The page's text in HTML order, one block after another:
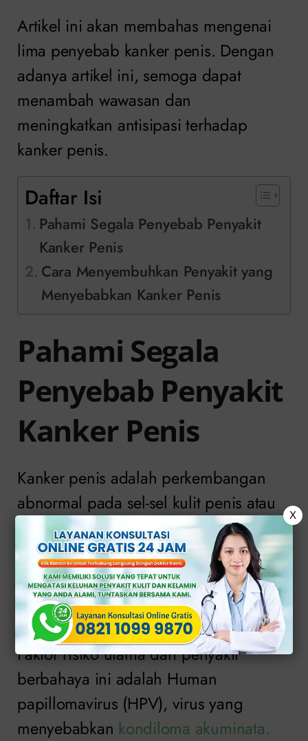
Artikel ini akan membahas mengenai
lima penyebab kanker penis. Dengan
adanya artikel ini, semoga dapat
menambah wawasan dan
meningkatkan antisipasi terhadap
kanker penis.
Daftar Isi
Pahami Segala Penyebab Penyakit
Kanker Penis
Cara Menyembuhkan Penyakit yang
Menyebabkan Kanker Penis
Pahami Segala
Penyebab Penyakit
Kanker Penis
Kanker penis adalah perkembangan
abnormal pada sel-sel kulit penis atau
jaringan di sekitarnya.
Pria yang belum disunat atau orang tua
yang berusia diatas 55 tahun sering
kali mengalami kanker penis.
Faktor risiko utama dari penyakit
berbahaya ini adalah Human
papillomavirus (HPV), virus yang
menyebabkan kondiloma akuminata.
X